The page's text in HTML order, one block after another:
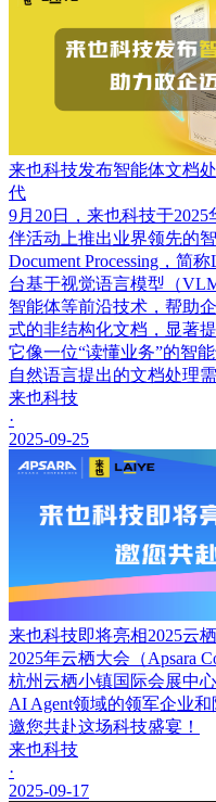
来也科技发布智能体文档
代
9月20日，来也科技于
伴活动上推出业界领先的
Document Processing，简
台基于视觉语言模型（
智能体等前沿技术，帮助
式的非结构化文档，显著
它像一位“读懂业务”的智
自然语言提出的文档处理需
来也科技
·
2025-09-25
来也科技即将亮相2025云
2025年云栖大会（Apsara
杭州云栖小镇国际会展中
AI Agent领域的领军企业
邀您共赴这场科技盛宴！
来也科技
·
2025-09-17